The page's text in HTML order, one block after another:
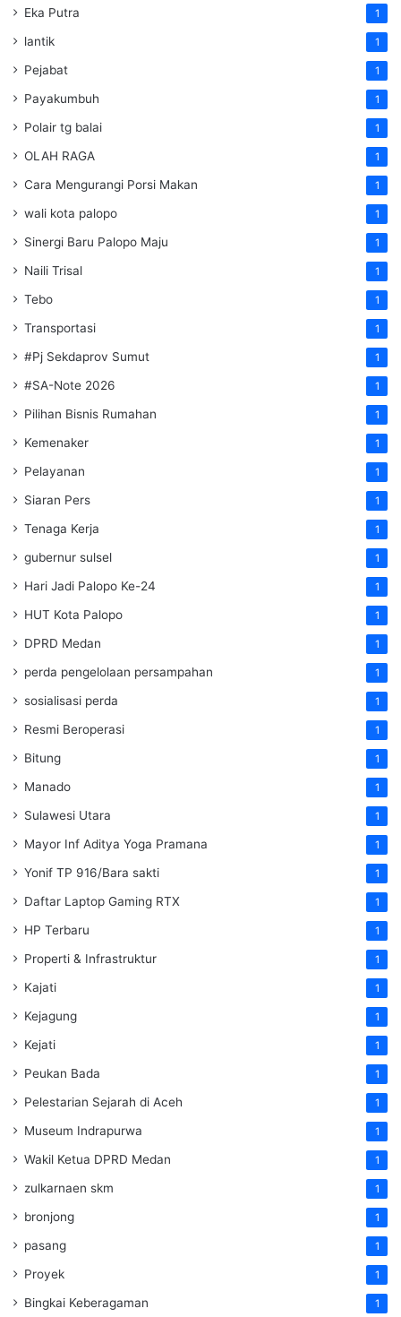
Eka Putra 1
lantik 1
Pejabat 1
Payakumbuh 1
Polair tg balai 1
OLAH RAGA 1
Cara Mengurangi Porsi Makan 1
wali kota palopo 1
Sinergi Baru Palopo Maju 1
Naili Trisal 1
Tebo 1
Transportasi 1
#Pj Sekdaprov Sumut 1
#SA-Note 2026 1
Pilihan Bisnis Rumahan 1
Kemenaker 1
Pelayanan 1
Siaran Pers 1
Tenaga Kerja 1
gubernur sulsel 1
Hari Jadi Palopo Ke-24 1
HUT Kota Palopo 1
DPRD Medan 1
perda pengelolaan persampahan 1
sosialisasi perda 1
Resmi Beroperasi 1
Bitung 1
Manado 1
Sulawesi Utara 1
Mayor Inf Aditya Yoga Pramana 1
Yonif TP 916/Bara sakti 1
Daftar Laptop Gaming RTX 1
HP Terbaru 1
Properti & Infrastruktur 1
Kajati 1
Kejagung 1
Kejati 1
Peukan Bada 1
Pelestarian Sejarah di Aceh 1
Museum Indrapurwa 1
Wakil Ketua DPRD Medan 1
zulkarnaen skm 1
bronjong 1
pasang 1
Proyek 1
Bingkai Keberagaman 1